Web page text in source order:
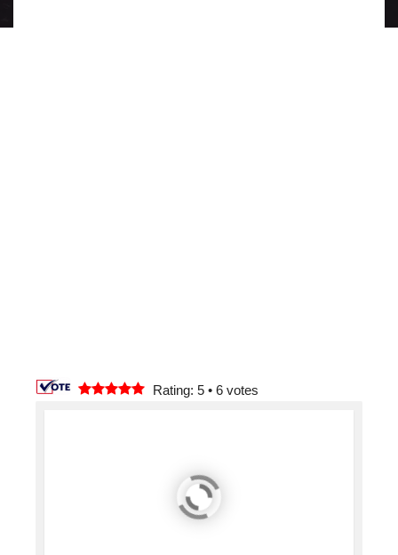
Rating: 5 • 6votes